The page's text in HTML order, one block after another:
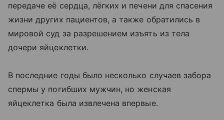
передаче её сердца, лёгких и печени для спасения
жизни других пациентов, а также обратились в
мировой суд за разрешением изъять из тела
дочери яйцеклетки.
В последние годы было несколько случаев забора
спермы у погибших мужчин, но женская
яйцеклетка была извлечена впервые.